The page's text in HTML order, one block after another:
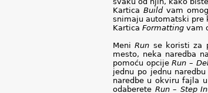
Kartica Buildvam
snimaju automatski pre
Kartica Formatting vam
MeniRun se koristi za
mesto, neka naredba
pomoću opcijeRun –
jednu po jednu
naredbe u okviru fajla
odaberete Run– Step